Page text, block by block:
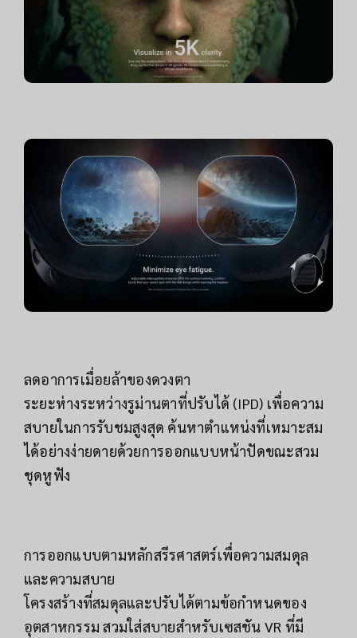
ลดอาการเมื่อยล้าของดวงตา
ระยะห่างระหว่างรูม่านตาที่ปรับได้ (IPD) เพื่อความ
สบายในการรับชมสูงสุด ค้นหาตำแหน่งที่เหมาะสม
ได้อย่างง่ายดายด้วยการออกแบบหน้าปัดขณะสวม
ชุดหูฟัง
การออกแบบตามหลักสรีรศาสตร์เพื่อความสมดุล
และความสบาย
โครงสร้างที่สมดุลและปรับได้ตามข้อกำหนดของ
อุตสาหกรรม สวมใส่สบายสำหรับเซสชัน VR ที่มี